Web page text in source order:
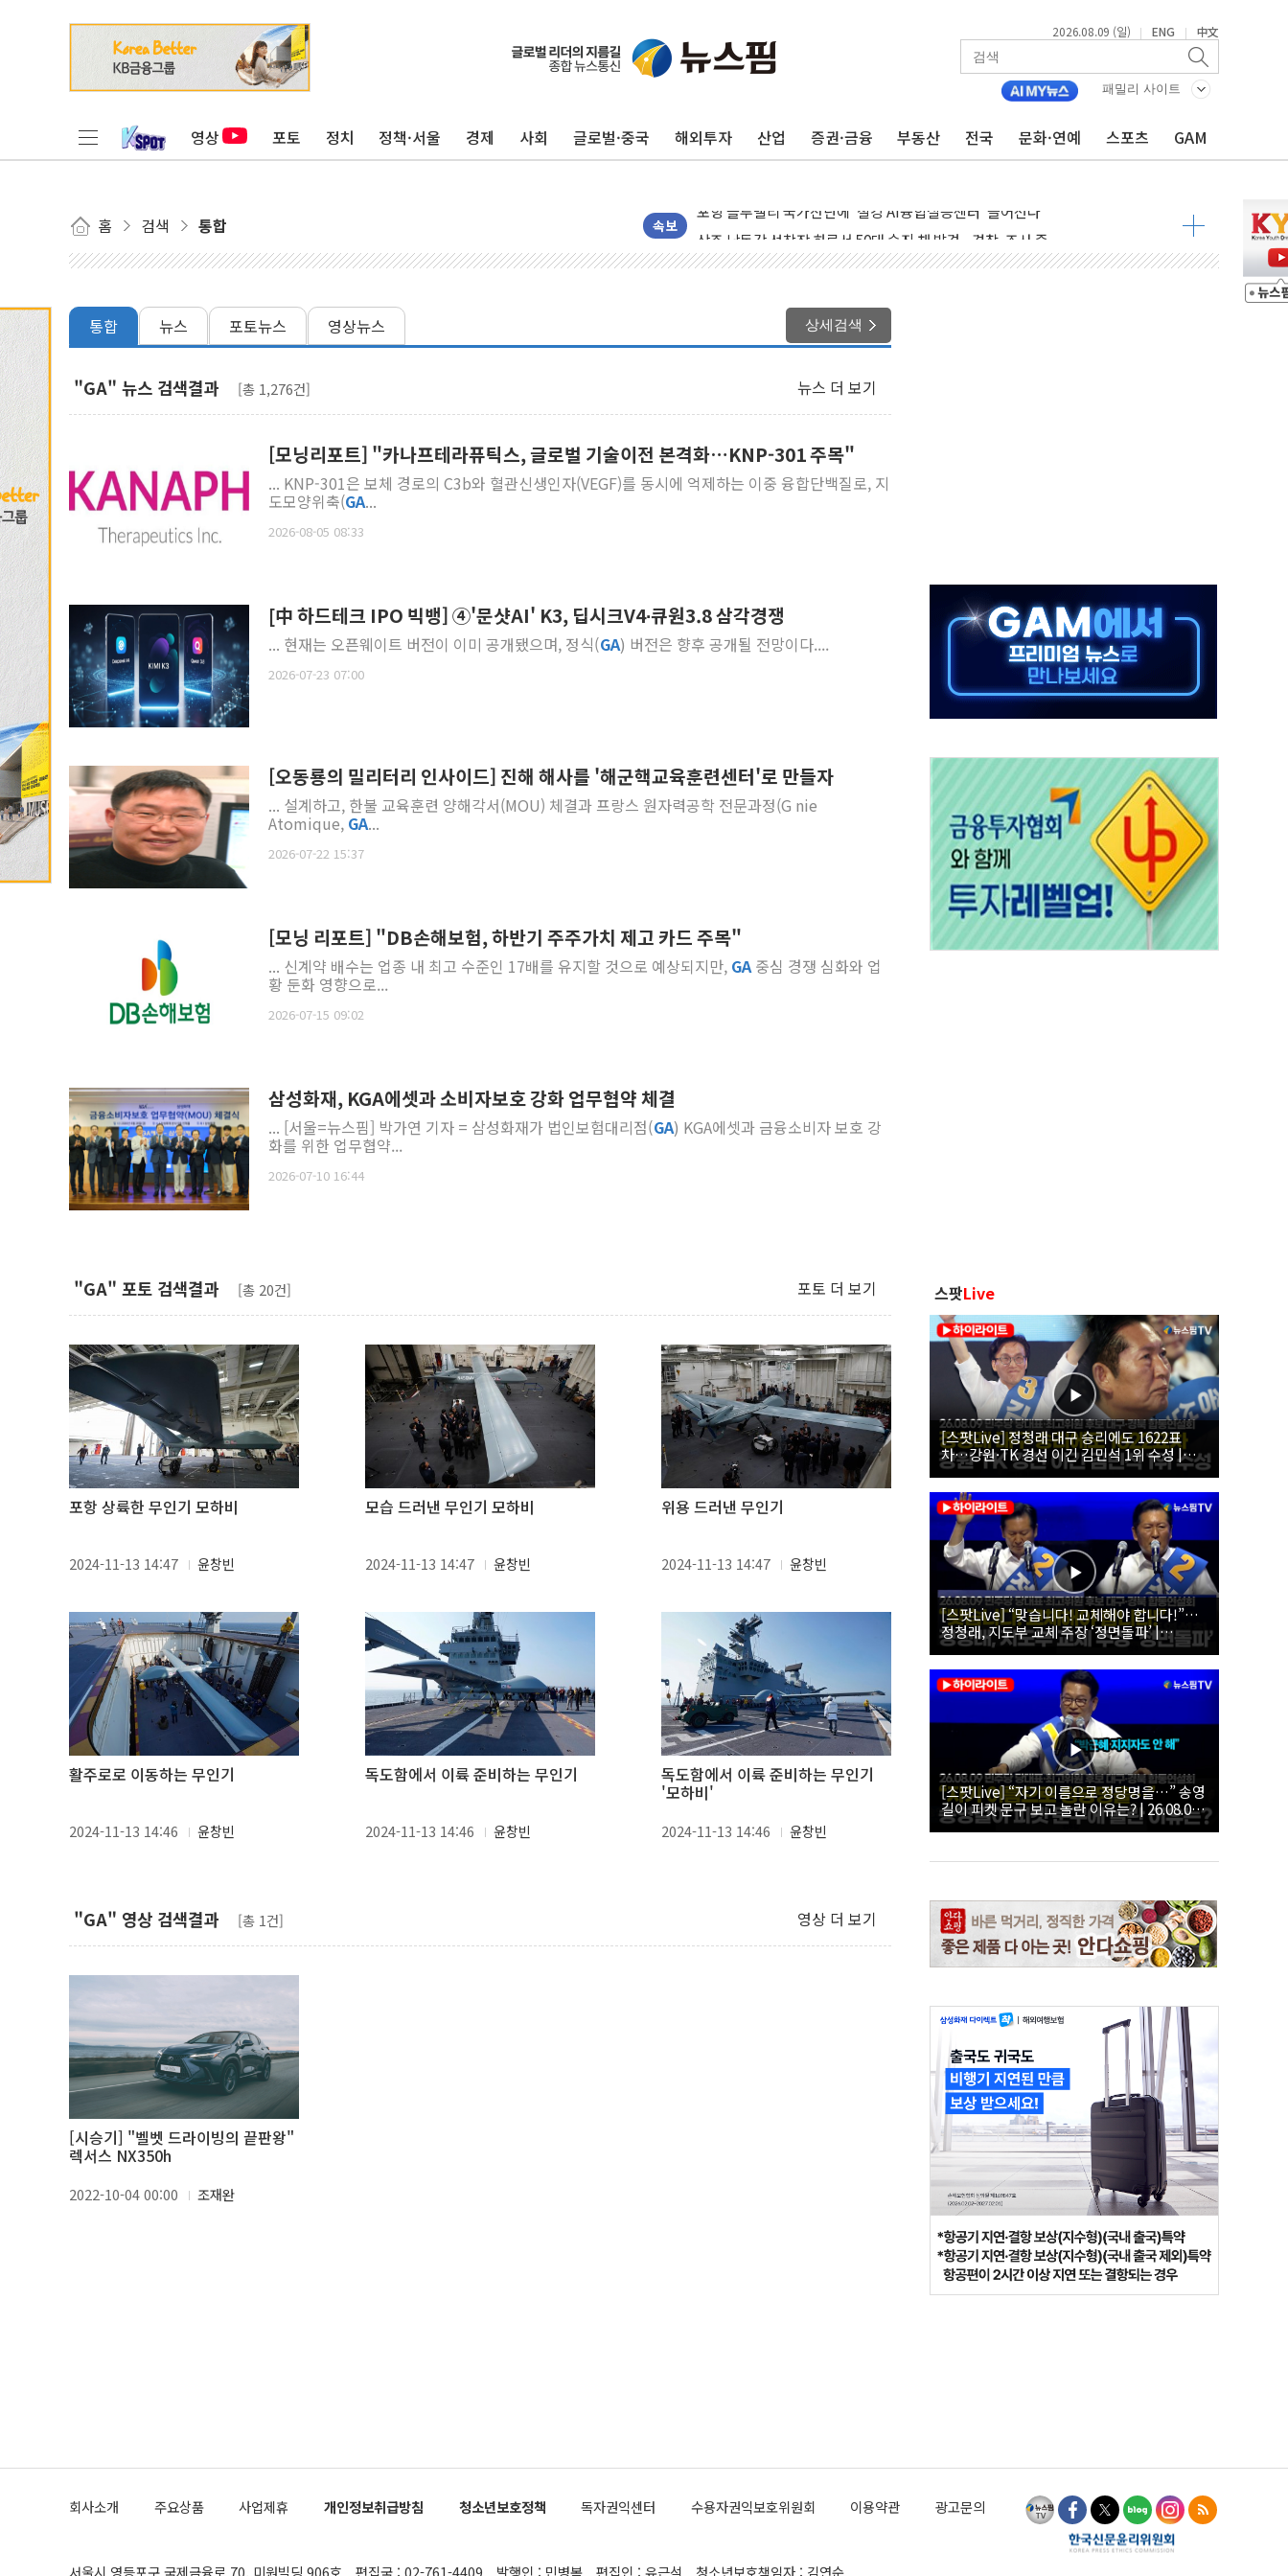
2026.08.09 (일) | ENG | 中文
패밀리 사이트
영상 포토 정치 정책·서울 경제 사회 글로벌·중국 해외투자 산업 증권·금융 부동산 전국 문화·연예 스포츠 GAM
홈 검색 통합 속보
125mm 폭우 쏟아진 울진...'두천~하당'·'올미골교' 차량 통행 선제 제한
평택 진위면 공장서 질식사고 발생…작업자 1명 숨져
상주 낙동강 선착장 하류서 50대 숨진 채 발견...경찰, 조사 중
[종합] 김민석, 정청래에 누적 1.48%p 차 선두 유지...金 46.01% vs 鄭 44.53%
인천서 말다툼 중 어머니 살해 10대 구속…범행 후 반려견도 죽여
김민석, 강원·대구·경북 경선서 정청래에 승리…金 48.54% vs 鄭 44.40%
[속보] 민주, 경북 경선 결과 발표...김민석 47.37% 정청래 45.71% 송영길 6.92%
[속보] 민주, 강원 경선 결과 발표...김민석 50.30% 정청래 41.94% 송영길 7.76%
정재헌 CEO, SKT 장기고객 400명 맞이…"마음 잇는 시간 되길"
병무청, 보충역 전면 손질… 예술·체육요원 최대 33% 감축
홈플러스發 대형마트 판매, 역대 최대폭 감소한 9.4%↓…유통업계 양극화 심화
윤준병·이해민 의원, '정부 특사'로 콜롬비아 대통령 취임식 참석
'호우·산사태 주의보' 울진 시간당 30mm 강한 비...호우 피해 없어
통합 뉴스 포토뉴스 영상뉴스 상세검색
"GA" 뉴스 검색결과 [총 1,276건] 뉴스 더 보기
[모닝리포트] "카나프테라퓨틱스, 글로벌 기술이전 본격화…KNP-301 주목"
... KNP-301은 보체 경로의 C3b와 혈관신생인자(VEGF)를 동시에 억제하는 이중 융합단백질로, 지
도모양위축(GA...
2026-08-05 08:33
[中 하드테크 IPO 빅뱅] ④'문샷AI' K3, 딥시크V4∙큐원3.8 삼각경쟁
... 현재는 오픈웨이트 버전이 이미 공개됐으며, 정식(GA) 버전은 향후 공개될 전망이다....
2026-07-23 07:00
[오동룡의 밀리터리 인사이드] 진해 해사를 '해군핵교육훈련센터'로 만들자
... 설계하고, 한불 교육훈련 양해각서(MOU) 체결과 프랑스 원자력공학 전문과정(G nie
Atomique, GA...
2026-07-22 15:37
[모닝 리포트] "DB손해보험, 하반기 주주가치 제고 카드 주목"
... 신계약 배수는 업종 내 최고 수준인 17배를 유지할 것으로 예상되지만, GA중심 경쟁 심화와 업
황 둔화 영향으로...
2026-07-15 09:02
삼성화재, KGA에셋과 소비자보호 강화 업무협약 체결
... [서울=뉴스핌] 박가연 기자 = 삼성화재가 법인보험대리점(GA) KGA에셋과 금융소비자 보호 강
화를 위한 업무협약...
2026-07-10 16:44
"GA" 포토 검색결과 [총 20건] 포토 더 보기
포항 상륙한 무인기 모하비
2024-11-13 14:47 윤창빈
모습 드러낸 무인기 모하비
2024-11-13 14:47 윤창빈
위용 드러낸 무인기
2024-11-13 14:47 윤창빈
활주로로 이동하는 무인기
2024-11-13 14:46 윤창빈
독도함에서 이륙 준비하는 무인기
2024-11-13 14:46 윤창빈
독도함에서 이륙 준비하는 무인기
'모하비'
2024-11-13 14:46 윤창빈
"GA" 영상 검색결과 [총 1건] 영상 더 보기
[시승기] "벨벳 드라이빙의 끝판왕"
렉서스 NX350h
2022-10-04 00:00 조재완
스팟Live
[스팟Live] 정청래 대구 승리에도 1622표
차…강원·TK 경선 이긴 김민석 1위 수성 |
26.08.09 더불어민주당 당대표·최고위원 후
보 대구·경북 합동연설회
[스팟Live] “맞습니다! 교체해야 합니다!”…
정청래, 지도부 교체 주장 ‘정면돌파’ |
26.08.09 더불어민주당 당대표·최고위원 후
보 대구·경북 합동연설회
[스팟Live] “자기 이름으로 정당명을…” 송영
길이 피켓 문구 보고 놀란 이유는? | 26.08.09
더불어민주당 당대표·최고위원 후보 대구·경
회사소개 주요상품 사업제휴 개인정보취급방침 청소년보호정책 독자권익센터 수용자권익보호위원회 이용약관 광고문의
서울시 영등포구 국제금융로 70, 미원빌딩 906호 편집국 : 02-761-4409 발행인 : 민병복 편집인 : 유근석 청소년보호책임자 : 김연순